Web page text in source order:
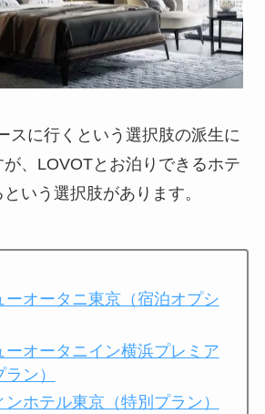
スに行くという選択肢の派生に
、LOVOTとお泊りできるホテ
いう選択肢があります。
ーオータニ東京（宿泊オプシ
ーオータニイン横浜プレミア
ン）
ンホテル東京（特別プラン）